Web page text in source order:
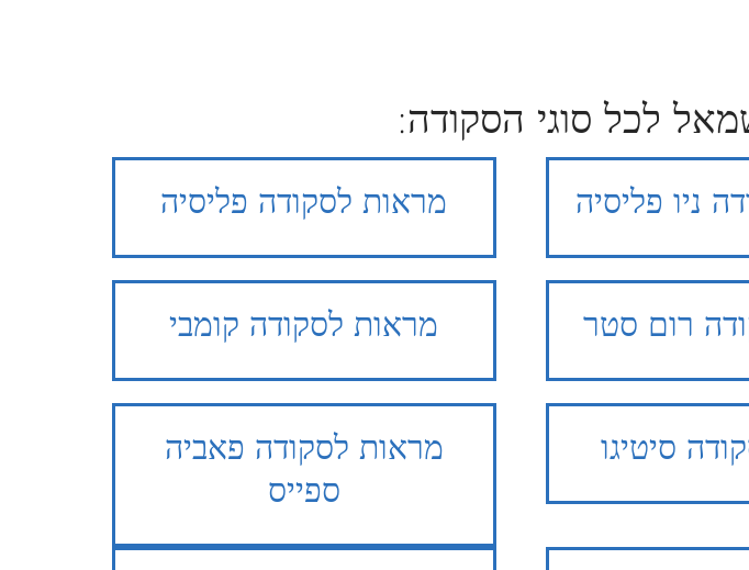
לכל סוגי הסקודה:
ניו פליסיה מראות לסקודה פליסיה
רום סטר מראות לסקודה קומבי
סיטיגו מראות לסקודה פאביה
ספייס